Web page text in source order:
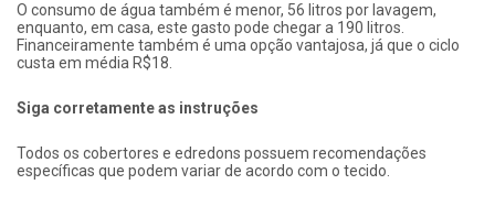
O consumo de água também é menor, 56 litros por lavagem,
enquanto, em casa, este gasto pode chegar a 190 litros.
Financeiramente também é uma opção vantajosa, já que o ciclo
custa em média R$18.
Siga corretamente as instruções
Todos os cobertores e edredons possuem recomendações
específicas que podem variar de acordo com o tecido.